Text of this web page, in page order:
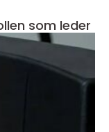
som leder